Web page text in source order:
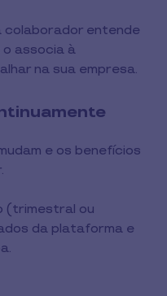
colaborador entende
o associa à
na sua empresa.
e os benefícios
(trimestral ou
da plataforma e